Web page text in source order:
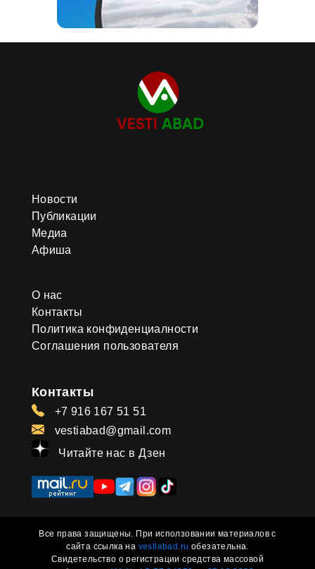
Новости
Публикации
Медиа
Афиша
О нас
Контакты
Политика конфиденциалности
Соглашения пользователя
Контакты
+7 916 167 51 51
vestiabad@gmail.com
Читайте нас в Дзен
Все права защищены. При исползовании материалов с
сайта ссылка на vestiabad.ru обезательна.
Свидетельство о регистрации средства массовой